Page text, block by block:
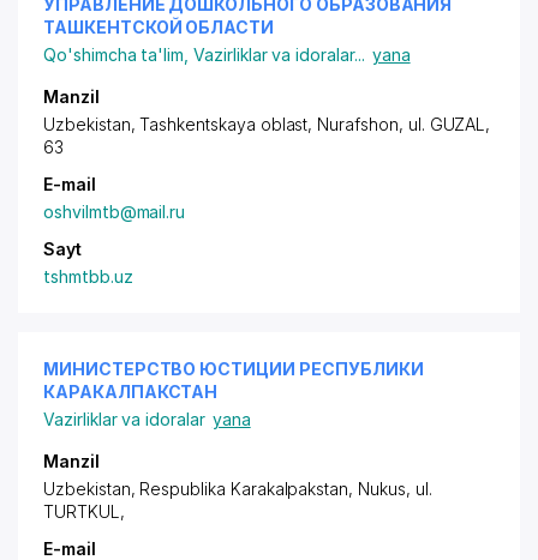
УПРАВЛЕНИЕ ДОШКОЛЬНОГО ОБРАЗОВАНИЯ
ТАШКЕНТСКОЙ ОБЛАСТИ
Qo'shimcha ta'lim ,Vazirliklar va idoralar... yana
Manzil
Uzbekistan, Tashkentskaya oblast, Nurafshon, ul. GUZAL ,
63
E-mail
oshvilmtb@mail.ru
Sayt
tshmtbb.uz
МИНИСТЕРСТВО ЮСТИЦИИ РЕСПУБЛИКИ
КАРАКАЛПАКСТАН
Vazirliklar va idoralar yana
Manzil
Uzbekistan, Respublika Karakalpakstan, Nukus, ul.
TURTKUL,
E-mail